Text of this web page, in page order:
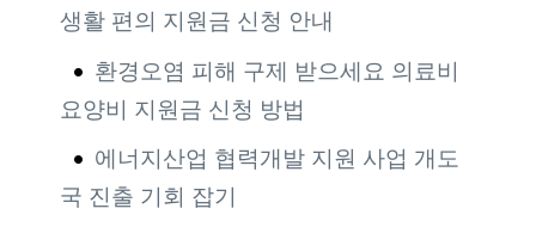
생활 편의 지원금 신청 안내
환경오염 피해 구제 받으세요 의료비
요양비 지원금 신청 방법
에너지산업 협력개발 지원 사업 개도
국 진출 기회 잡기